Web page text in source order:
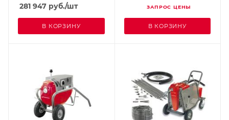
281 947 руб./шт
В КОРЗИНУ
ЗАПРОС ЦЕНЫ
В КОРЗИНУ